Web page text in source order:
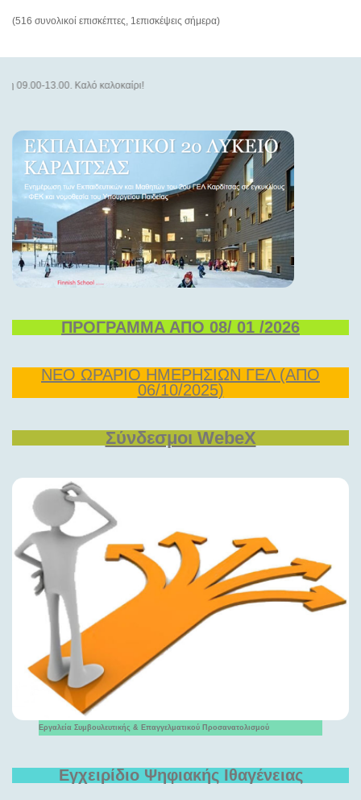
(516 συνολικοί επισκέπτες, 1επισκέψεις σήμερα)
13.00. Καλό καλοκαίρι!
ΠΡΟΓΡΑΜΜΑ ΑΠΟ 08/ 01 /2026
ΝΕΟ ΩΡΑΡΙΟ ΗΜΕΡΗΣΙΩΝ ΓΕΛ (ΑΠΟ
06/10/2025)
Σύνδεσμοι WebeX
Εργαλεία Συμβουλευτικής & Επαγγελματικού Προσανατολισμού
Εγχειρίδιο Ψηφιακής Ιθαγένειας